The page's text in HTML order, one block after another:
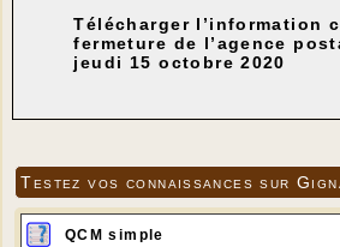
Télécharger l’information
fermeture de l’agence
jeudi 15 octobre 2020
Testez vos connaissances sur
QCM simple